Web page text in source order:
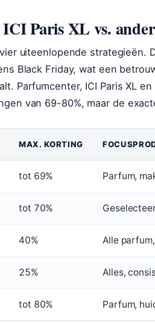
Paris XL vs.
uiteenlopende strategieën.
Black Friday, wat een
Parfumcenter, ICI Paris XL en
van 69-80%, maar de
MAX. KORTING
tot 69% Parfum,
tot 70%
40% Alle
25% Alles,
tot 80% Parfum,